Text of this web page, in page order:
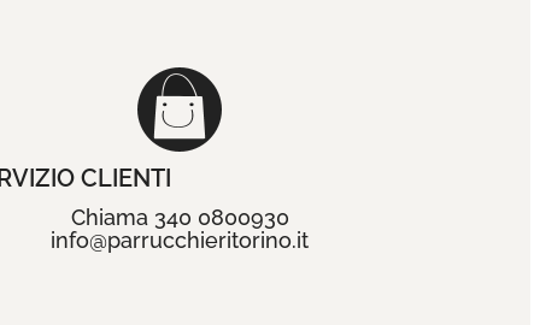
CLIENTI
Chiama 340 0800930
info@parrucchieritorino.it